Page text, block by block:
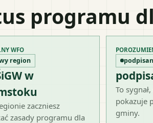
programu
WFO
region
w
zaczniesz
zasady programu dla
To
pokazuje
gminy.